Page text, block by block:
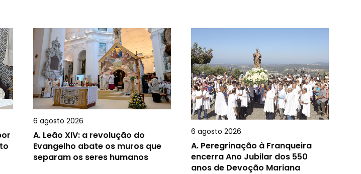
6 agosto 2026
A. Leão XIV: a revolução do
Evangelho abate os muros que
separam os seres humanos
6 agosto 2026
A. Peregrinação à Franqueira
encerra Ano Jubilar dos 550
anos de Devoção Mariana